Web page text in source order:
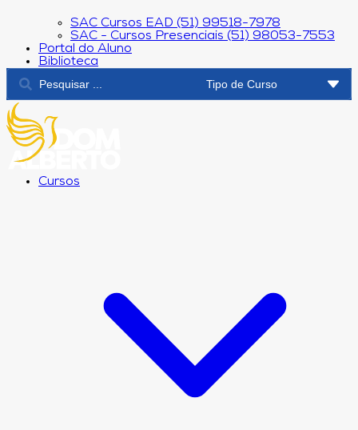
SAC Cursos EAD (51) 99518-7978
SAC - Cursos Presenciais (51) 98053-7553
Portal do Aluno
Biblioteca
Cursos